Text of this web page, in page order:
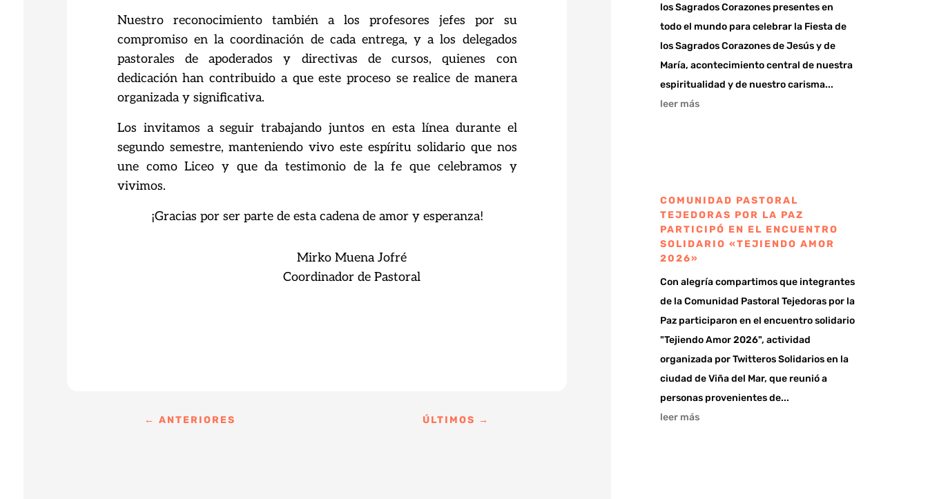
Nuestro reconocimiento también a los profesores jefes por su
compromiso en lacoordinación de cada entrega, y a los delegados
pastorales de apoderados y directivas decursos, quienes con
dedicación han contribuido a que este proceso se realice de manera
organizada y significativa.
Los invitamos a seguir trabajando juntos en esta línea durante el
segundo semestre,manteniendo vivo este espíritu solidario que nos
une como Liceo y que da testimonio de lafe que celebramos y
vivimos.
¡Gracias por ser parte de esta cadena de amor y esperanza!
Mirko Muena Jofré
Coordinador de Pastoral
←ANTERIORES ÚLTIMOS →
los Sagrados Corazones presentes en
todo el mundo para celebrar la Fiesta de
los Sagrados Corazones de Jesús y de
María, acontecimiento central de nuestra
espiritualidad y de nuestro carisma...
leer más
COMUNIDAD PASTORAL
TEJEDORAS POR LA PAZ
PARTICIPÓ EN EL ENCUENTRO
SOLIDARIO «TEJIENDO AMOR
2026»
Con alegría compartimos que integrantes
de la Comunidad Pastoral Tejedoras por la
Paz participaron en el encuentro solidario
"Tejiendo Amor 2026", actividad
organizada por Twitteros Solidarios en la
ciudad de Viña del Mar, que reunió a
personas provenientes de...
leer más